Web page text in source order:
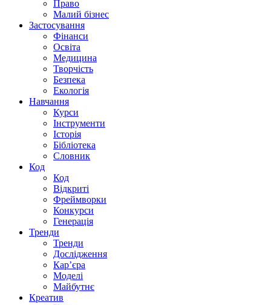
Право
Малий бізнес
Застосування
Фінанси
Освіта
Медицина
Творчість
Безпека
Екологія
Навчання
Курси
Інструменти
Історія
Бібліотека
Словник
Код
Код
Відкриті
Фреймворки
Конкурси
Генерація
Тренди
Тренди
Дослідження
Кар’єра
Моделі
Майбутнє
Креатив